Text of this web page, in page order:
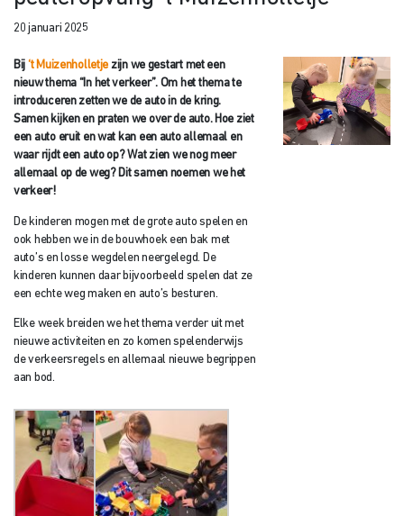
20 januari 2025
Bij ‘t Muizenholletje zijn we gestart met een
nieuw thema “In het verkeer”. Om het thema te
introduceren zetten we de auto in de kring.
Samen kijken en praten we over de auto. Hoe ziet
een auto eruit en wat kan een auto allemaal en
waar rijdt een auto op? Wat zien we nog meer
allemaal op de weg? Dit samen noemen we het
verkeer!
De kinderen mogen met de grote auto spelen en
ook hebben we in de bouwhoek een bak met
auto’s en losse wegdelen neergelegd. De
kinderen kunnen daar bijvoorbeeld spelen dat ze
een echte weg maken en auto’s besturen.
Elke week breiden we het thema verder uit met
nieuwe activiteiten en zo komen spelenderwijs
de verkeersregels en allemaal nieuwe begrippen
aan bod.